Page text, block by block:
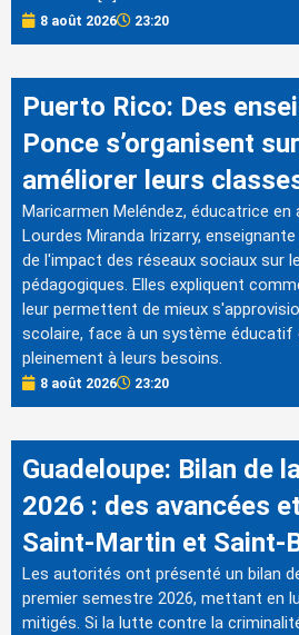
8 août 2026 23:20
Puerto Rico: Des
Ponce s’organisent
améliorer leurs
Maricarmen Meléndez, éducatrice en
Lourdes Miranda Irizarry,
de l'impact des réseaux sociaux sur
pédagogiques. Elles expliquent
leur permettent de mieux
scolaire, face à un système éducatif
pleinement à leurs besoins.
8 août 2026 23:20
Guadeloupe: Bilan de
2026 : des avancées
Saint-Martin et Saint-
Les autorités ont présenté un bilan
premier semestre 2026, mettant en
mitigés. Si la lutte contre la